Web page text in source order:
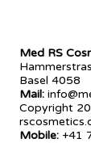
​Med RS
4058 Basel
Mail:
Copyright
Mobile: +41